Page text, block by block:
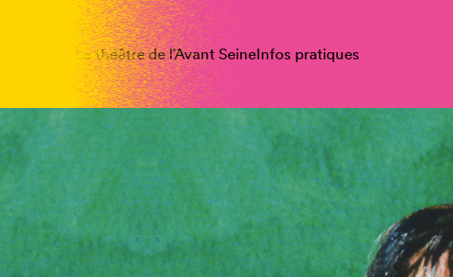
Le théâtre de l’Avant SeineInfos pratiques